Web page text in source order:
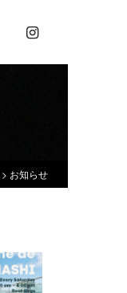
> お知らせ